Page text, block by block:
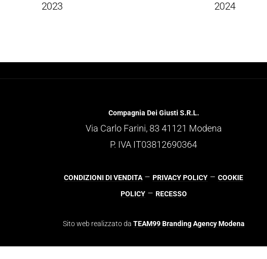
2023
2024
Compagnia Dei Giusti S.R.L.
Via Carlo Farini, 83 41121 Modena
P. IVA IT03812690364
CONDIZIONI DI VENDITA– PRIVACY POLICY – COOKIE
POLICY– RECESSO
Sito web realizzato da TEAM99 Branding Agency Modena